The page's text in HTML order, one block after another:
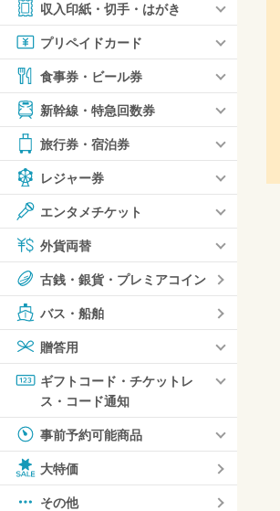
収入印紙・切手・はがき
プリペイドカード
食事券・ビール券
新幹線・特急回数券
旅行券・宿泊券
レジャー券
エンタメチケット
外貨両替
古銭・銀貨・プレミアコイン
バス・船舶
贈答用
ギフトコード・チケットレ
ス・コード通知
事前予約可能商品
大特価
その他